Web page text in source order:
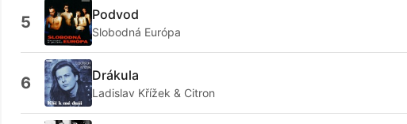
5 Podvod
Slobodná Európa
6 Drákula
Ladislav Křížek & Citron